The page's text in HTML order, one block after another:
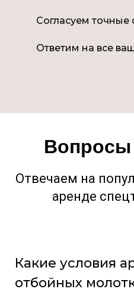
Согласуем точные
Ответим на все
Вопросы
Отвечаем на
аренде
Какие условия
отбойных